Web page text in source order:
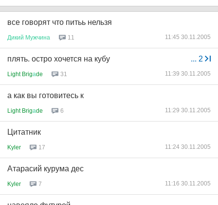
все говорят что питьь нельзя
Дикий Мужчина 11 11:45 30.11.2005
... 2
плять. остро хочется на кубу
Light Brigаde 31 11:39 30.11.2005
а как вы готовитесь к
Light Brigаde 6 11:29 30.11.2005
Цитатник
Kyler 17 11:24 30.11.2005
Атарасий курума дес
Kyler 7 11:16 30.11.2005